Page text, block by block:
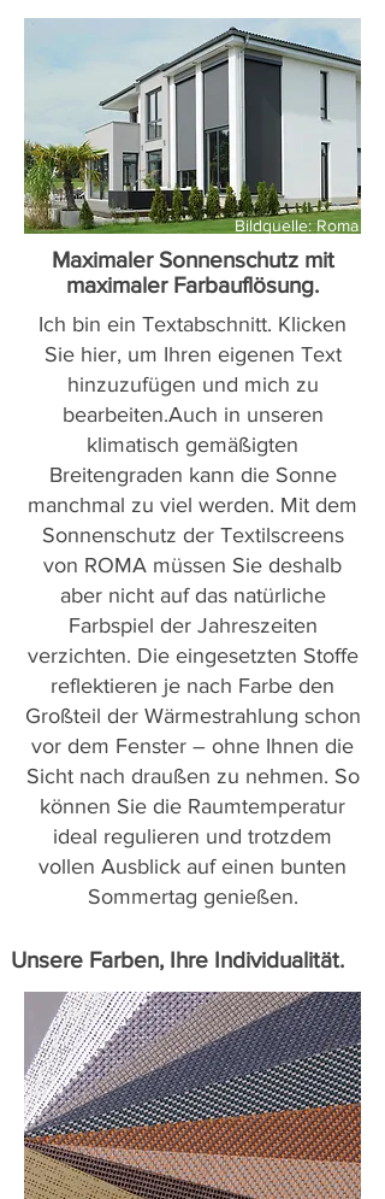
Bildquelle: Roma
Maximaler Sonnenschutz mit
maximaler Farbauflösung.
Ich bin ein Textabschnitt. Klicken
Sie hier, um Ihren eigenen Text
hinzuzufügen und mich zu
bearbeiten.Auch in unseren
klimatisch gemäßigten
Breitengraden kann die Sonne
manchmal zu viel werden. Mit dem
Sonnenschutz der Textilscreens
von ROMA müssen Sie deshalb
aber nicht auf das natürliche
Farbspiel der Jahreszeiten
verzichten. Die eingesetzten Stoffe
reflektieren je nach Farbe den
Großteil der Wärmestrahlung schon
vor dem Fenster – ohne Ihnen die
Sicht nach draußen zu nehmen. So
können Sie die Raumtemperatur
ideal regulieren und trotzdem
vollen Ausblick auf einen bunten
Sommertag genießen.
Unsere Farben, Ihre Individualität.